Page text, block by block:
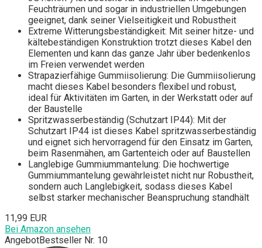
Feuchträumen und sogar in industriellen Umgebungen
geeignet, dank seiner Vielseitigkeit und Robustheit
Extreme Witterungsbeständigkeit: Mit seiner hitze- und
kältebeständigen Konstruktion trotzt dieses Kabel den
Elementen und kann das ganze Jahr über bedenkenlos
im Freien verwendet werden
Strapazierfähige Gummiisolierung: Die Gummiisolierung
macht dieses Kabel besonders flexibel und robust,
ideal für Aktivitäten im Garten, in der Werkstatt oder auf
der Baustelle
Spritzwasserbeständig (Schutzart IP44): Mit der
Schutzart IP44 ist dieses Kabel spritzwasserbeständig
und eignet sich hervorragend für den Einsatz im Garten,
beim Rasenmähen, am Gartenteich oder auf Baustellen
Langlebige Gummiummantelung: Die hochwertige
Gummiummantelung gewährleistet nicht nur Robustheit,
sondern auch Langlebigkeit, sodass dieses Kabel
selbst starker mechanischer Beanspruchung standhält
11,99 EUR
Bei Amazon ansehen
AngebotBestseller Nr. 10